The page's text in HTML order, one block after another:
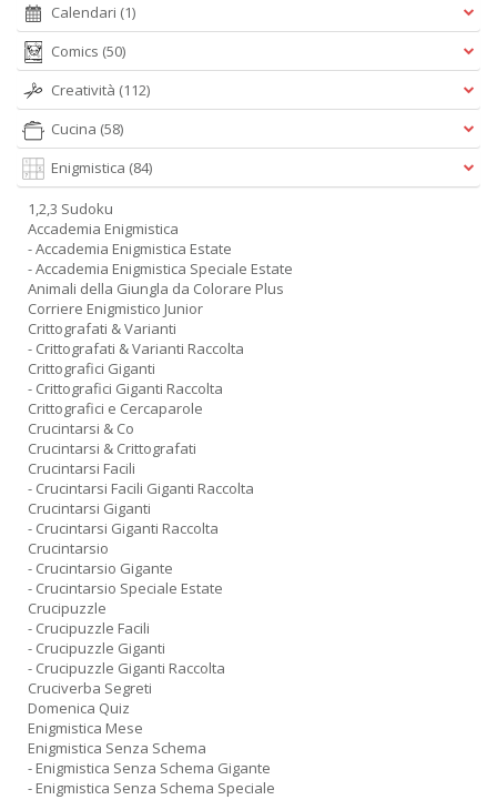
Calendari (1)
Comics (50)
Creatività (112)
Cucina (58)
Enigmistica (84)
1,2,3 Sudoku
Accademia Enigmistica
- Accademia Enigmistica Estate
- Accademia Enigmistica Speciale Estate
Animali della Giungla da Colorare Plus
Corriere Enigmistico Junior
Crittografati & Varianti
- Crittografati & Varianti Raccolta
Crittografici Giganti
- Crittografici Giganti Raccolta
Crittografici e Cercaparole
Crucintarsi & Co
Crucintarsi & Crittografati
Crucintarsi Facili
- Crucintarsi Facili Giganti Raccolta
Crucintarsi Giganti
- Crucintarsi Giganti Raccolta
Crucintarsio
- Crucintarsio Gigante
- Crucintarsio Speciale Estate
Crucipuzzle
- Crucipuzzle Facili
- Crucipuzzle Giganti
- Crucipuzzle Giganti Raccolta
Cruciverba Segreti
Domenica Quiz
Enigmistica Mese
Enigmistica Senza Schema
- Enigmistica Senza Schema Gigante
- Enigmistica Senza Schema Speciale